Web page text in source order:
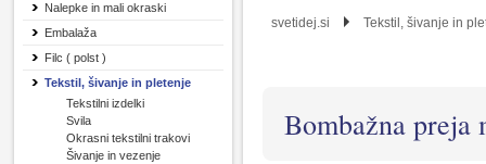
Nalepke in mali okraski
Embalaža
Filc ( polst )
Tekstil, šivanje in pletenje
Tekstilni izdelki
Svila
Okrasni tekstilni trakovi
Šivanje in vezenje
svetidej.si Tekstil, šivanje in
Bombažna preja